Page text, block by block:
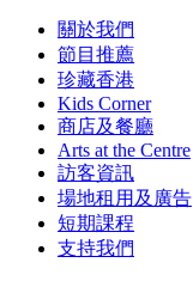
關於我們
節目推薦
珍藏香港
Kids Corner
商店及餐廳
Arts at the Centre
訪客資訊
場地租用及廣告
短期課程
支持我們